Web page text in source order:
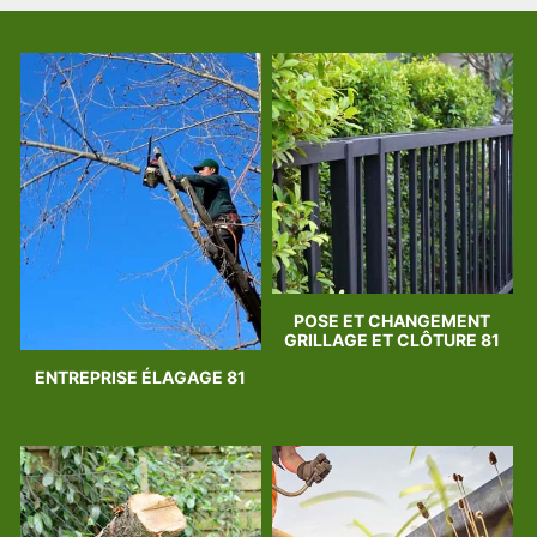
ENTREPRISE ÉLAGAGE 81
POSE ET CHANGEMENT
GRILLAGE ET CLÔTURE 81